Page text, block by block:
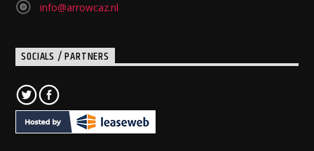
info@arrowcaz.nl
SOCIALS / PARTNERS